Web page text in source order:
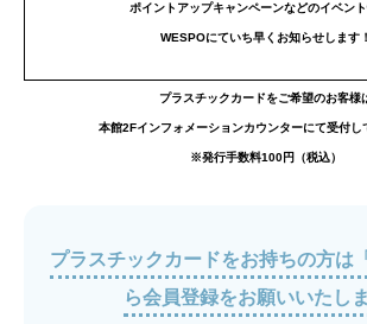
ポイントアップキャンペーンなどのイベン
WESPOにていち早くお知らせします！
プラスチックカードをご希望のお客様
本館2Fインフォメーションカウンターにて受付し
※発行手数料100円（税込）
プラスチックカードをお持ちの方は
ら会員登録をお願いいたしま